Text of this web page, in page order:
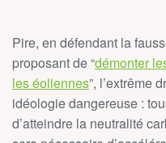
Pire, en défendant la
proposant de “démonter
les éoliennes”, l’extrême
idéologie dangereuse :
d’atteindre la neutralité